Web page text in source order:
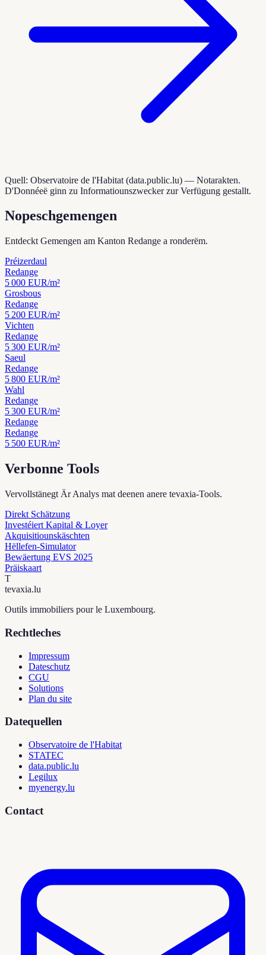
Quell: Observatoire de l'Habitat (data.public.lu) — Notarakten.
D'Donnéeë ginn zu Informatiounszwecker zur Verfügung gestallt.
Nopeschgemengen
Entdeckt Gemengen am Kanton Redange a ronderëm.
Préizerdaul
Redange
5 000 EUR/m²
Grosbous
Redange
5 200 EUR/m²
Vichten
Redange
5 300 EUR/m²
Saeul
Redange
5 800 EUR/m²
Wahl
Redange
5 300 EUR/m²
Redange
Redange
5 500 EUR/m²
Verbonne Tools
Vervollstänegt Är Analys mat deenen anere tevaxia-Tools.
Direkt Schätzung
Investéiert Kapital & Loyer
Akquisitiounskäschten
Hëllefen-Simulator
Bewäertung EVS 2025
Präiskaart
T
tevaxia.lu
Outils immobiliers pour le Luxembourg.
Rechtleches
Impressum
Dateschutz
CGU
Solutions
Plan du site
Datequellen
Observatoire de l'Habitat
STATEC
data.public.lu
Legilux
myenergy.lu
Contact